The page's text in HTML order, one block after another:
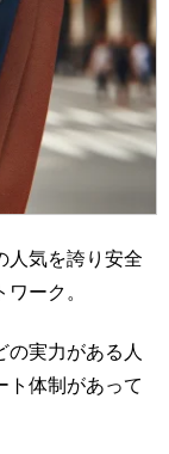
人気を誇り安全
ーク。
の実力がある人
ト体制があって